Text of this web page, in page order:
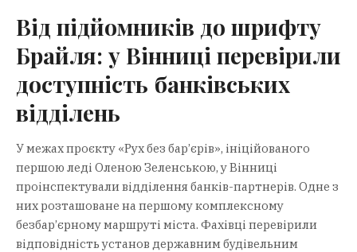
Від підйомників до шрифту
Брайля: у Вінниці перевірили
доступність банківських
відділень
У межах проєкту «Рух без бар’єрів», ініційованого
першою леді Оленою Зеленською, у Вінниці
проінспектували відділення банків-партнерів. Одне з
них розташоване на першому комплексному
безбар’єрному маршруті міста. Фахівці перевірили
відповідність установ державним будівельним